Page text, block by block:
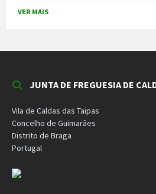
VER MAIS
JUNTA DE FREGUESIA DE
Vila de Caldas das Taipas
Concelho de Guimarães
Distrito de Braga
Portugal